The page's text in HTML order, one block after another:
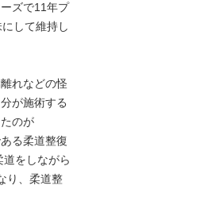
ズで11年プ
して維持し
れなどの怪
が施術する
のが
る柔道整復
をしながら
り、柔道整